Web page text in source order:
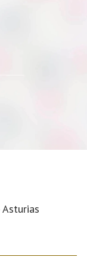
Asturias